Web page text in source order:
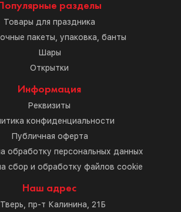
Популярные разделы
Товары для праздника
пакеты, упаковка, банты
Шары
Открытки
Информация
Реквизиты
конфиденциальности
Публичная оферта
обработку персональных данных
сбор и обработку файлов cookie
Наш адрес
Тверь, пр-т Калинина, 21Б